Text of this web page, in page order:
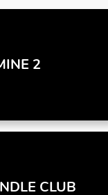
2
CLUB